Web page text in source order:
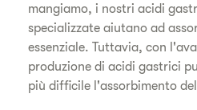
mangiamo, i nostri acidi
specializzate aiutano ad
essenziale. Tuttavia, con
produzione di acidi gastrici
più difficile l'assorbimento